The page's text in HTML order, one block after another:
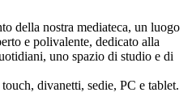
della nostra mediateca, un luogo
e polivalente, dedicato alla
uno spazio di studio e di
divanetti, sedie, PC e tablet.